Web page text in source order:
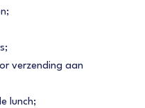
verzending aan
lunch;